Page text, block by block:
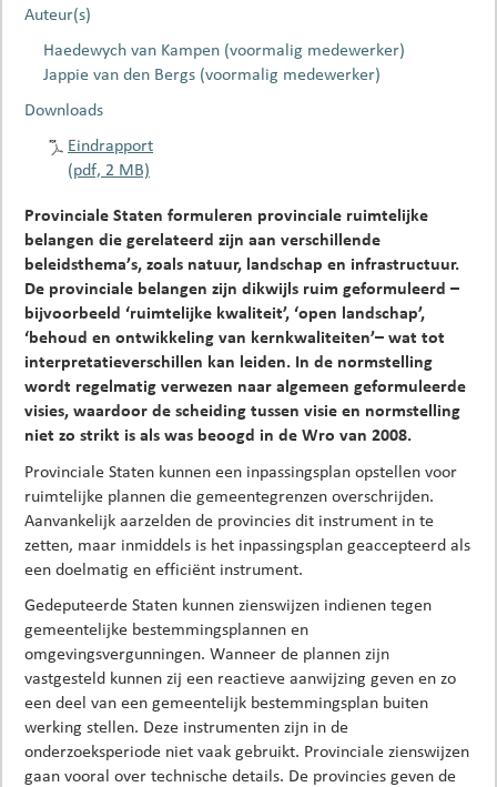
Auteur(s)
Haedewych van Kampen (voormalig medewerker)
Jappie van den Bergs (voormalig medewerker)
Downloads
Eindrapport
(pdf, 2 MB)
Provinciale Staten formuleren provinciale ruimtelijke
belangen die gerelateerd zijn aan verschillende
beleidsthema’s, zoals natuur, landschap en infrastructuur.
De provinciale belangen zijn dikwijls ruim geformuleerd –
bijvoorbeeld ‘ruimtelijke kwaliteit’, ‘open landschap’,
‘behoud en ontwikkeling van kernkwaliteiten’– wat tot
interpretatieverschillen kan leiden. In de normstelling
wordt regelmatig verwezen naar algemeen geformuleerde
visies, waardoor de scheiding tussen visie en normstelling
niet zo strikt is als was beoogd in de Wro van 2008.
Provinciale Staten kunnen een inpassingsplan opstellen voor
ruimtelijke plannen die gemeentegrenzen overschrijden.
Aanvankelijk aarzelden de provincies dit instrument in te
zetten, maar inmiddels is het inpassingsplan geaccepteerd als
een doelmatig en efficiënt instrument.
Gedeputeerde Staten kunnen zienswijzen indienen tegen
gemeentelijke bestemmingsplannen en
omgevingsvergunningen. Wanneer de plannen zijn
vastgesteld kunnen zij een reactieve aanwijzing geven en zo
een deel van een gemeentelijk bestemmingsplan buiten
werking stellen. Deze instrumenten zijn in de
onderzoeksperiode niet vaak gebruikt. Provinciale zienswijzen
gaan vooral over technische details. De provincies geven de